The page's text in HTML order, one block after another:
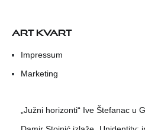
ART KVART
Impressum
Marketing
„Južni horizonti“ Ive Štefanac u